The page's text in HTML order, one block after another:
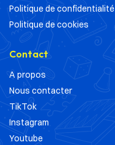
Politique de confidentialité
Politique de cookies
Contact
A propos
Nous contacter
TikTok
Instagram
Youtube